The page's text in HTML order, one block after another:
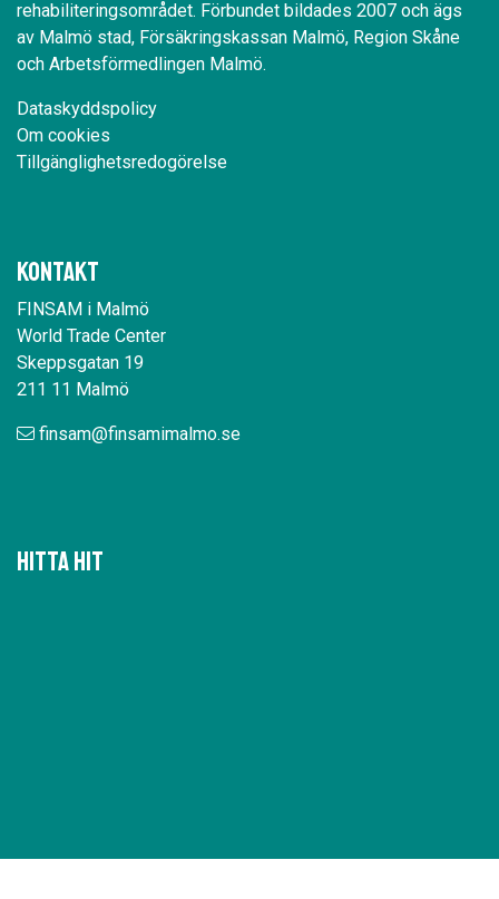
rehabiliteringsområdet. Förbundet bildades 2007 och ägs
av Malmö stad, Försäkringskassan Malmö, Region Skåne
och Arbetsförmedlingen Malmö.
Dataskyddspolicy
Om cookies
Tillgänglighetsredogörelse
Kontakt
FINSAM i Malmö
World Trade Center
Skeppsgatan 19
211 11 Malmö
finsam@finsamimalmo.se
Hitta hit